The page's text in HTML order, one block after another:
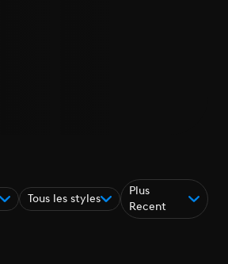
Tous les styles
Plus
Recent